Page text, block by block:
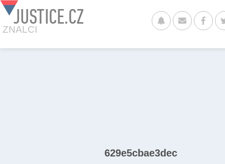
JUSTICE.CZ
ZNALCI
629e5cbae3dec